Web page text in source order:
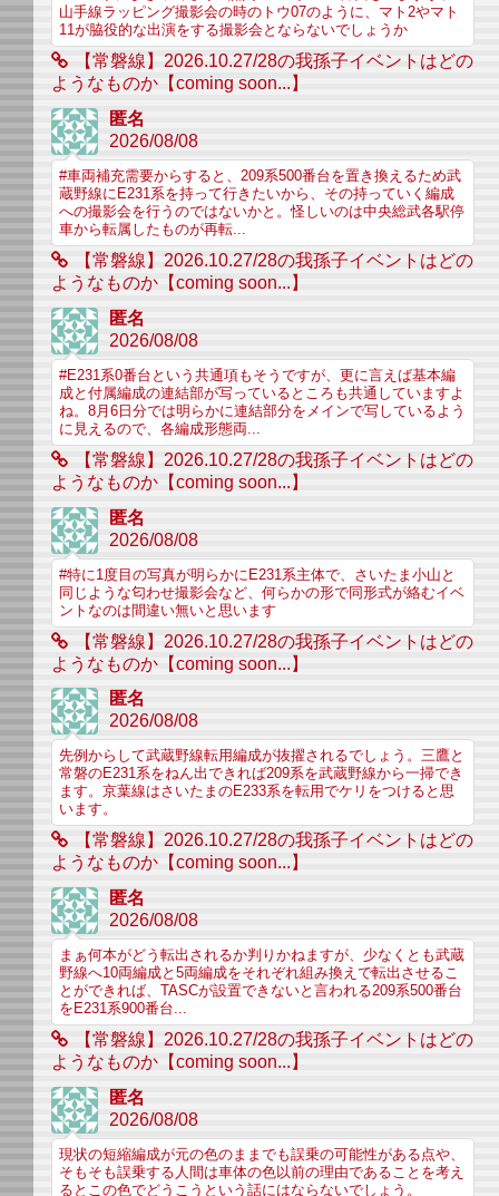
山手線ラッピング撮影会の時のトウ07のように、マト2やマト
11が脇役的な出演をする撮影会とならないでしょうか
【常磐線】2026.10.27/28の我孫子イベントはどの
ようなものか【coming soon...】
匿名
2026/08/08
#車両補充需要からすると、209系500番台を置き換えるため武
蔵野線にE231系を持って行きたいから、その持っていく編成
への撮影会を行うのではないかと。怪しいのは中央総武各駅停
車から転属したものが再転...
【常磐線】2026.10.27/28の我孫子イベントはどの
ようなものか【coming soon...】
匿名
2026/08/08
#E231系0番台という共通項もそうですが、更に言えば基本編
成と付属編成の連結部が写っているところも共通していますよ
ね。8月6日分では明らかに連結部分をメインで写しているよう
に見えるので、各編成形態両...
【常磐線】2026.10.27/28の我孫子イベントはどの
ようなものか【coming soon...】
匿名
2026/08/08
#特に1度目の写真が明らかにE231系主体で、さいたま小山と
同じような匂わせ撮影会など、何らかの形で同形式が絡むイベ
ントなのは間違い無いと思います
【常磐線】2026.10.27/28の我孫子イベントはどの
ようなものか【coming soon...】
匿名
2026/08/08
先例からして武蔵野線転用編成が抜擢されるでしょう。三鷹と
常磐のE231系をねん出できれば209系を武蔵野線から一掃でき
ます。京葉線はさいたまのE233系を転用でケリをつけると思
います。
【常磐線】2026.10.27/28の我孫子イベントはどの
ようなものか【coming soon...】
匿名
2026/08/08
まぁ何本がどう転出されるか判りかねますが、少なくとも武蔵
野線へ10両編成と5両編成をそれぞれ組み換えで転出させるこ
とができれば、TASCが設置できないと言われる209系500番台
をE231系900番台...
【常磐線】2026.10.27/28の我孫子イベントはどの
ようなものか【coming soon...】
匿名
2026/08/08
現状の短縮編成が元の色のままでも誤乗の可能性がある点や、
そもそも誤乗する人間は車体の色以前の理由であることを考え
るとこの色でどうこうという話にはならないでしょう。